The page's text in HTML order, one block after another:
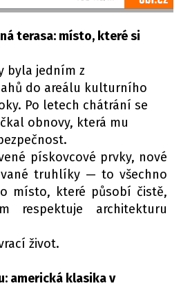
terasa: místo, které si
byla jedním z
do areálu kulturního
Po letech chátrání se
obnovy, která mu
pískovcové prvky, nové
truhlíky — to všechno
místo, které působí čistě,
respektuje architekturu
život.
americká klasika v